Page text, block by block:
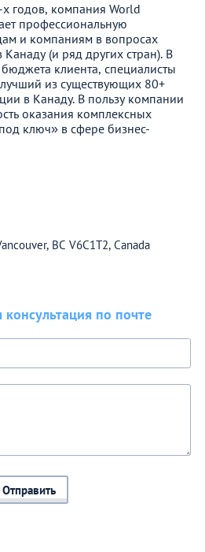
годов, компания World
профессиональную
и компаниям в вопросах
(и ряд других стран). В
клиента, специалисты
из существующих 80+
в Канаду. В пользу компании
оказания комплексных
ключ» в сфере бизнес-
BC V6C1T2, Canada
консультация по почте
Отправить